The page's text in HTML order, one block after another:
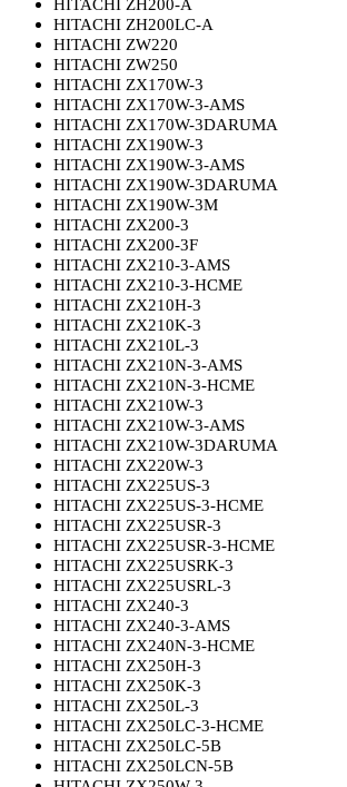
HITACHI ZH200-A
HITACHI ZH200LC-A
HITACHI ZW220
HITACHI ZW250
HITACHI ZX170W-3
HITACHI ZX170W-3-AMS
HITACHI ZX170W-3DARUMA
HITACHI ZX190W-3
HITACHI ZX190W-3-AMS
HITACHI ZX190W-3DARUMA
HITACHI ZX190W-3M
HITACHI ZX200-3
HITACHI ZX200-3F
HITACHI ZX210-3-AMS
HITACHI ZX210-3-HCME
HITACHI ZX210H-3
HITACHI ZX210K-3
HITACHI ZX210L-3
HITACHI ZX210N-3-AMS
HITACHI ZX210N-3-HCME
HITACHI ZX210W-3
HITACHI ZX210W-3-AMS
HITACHI ZX210W-3DARUMA
HITACHI ZX220W-3
HITACHI ZX225US-3
HITACHI ZX225US-3-HCME
HITACHI ZX225USR-3
HITACHI ZX225USR-3-HCME
HITACHI ZX225USRK-3
HITACHI ZX225USRL-3
HITACHI ZX240-3
HITACHI ZX240-3-AMS
HITACHI ZX240N-3-HCME
HITACHI ZX250H-3
HITACHI ZX250K-3
HITACHI ZX250L-3
HITACHI ZX250LC-3-HCME
HITACHI ZX250LC-5B
HITACHI ZX250LCN-5B